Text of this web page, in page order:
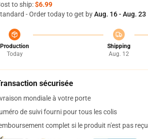
to ship:$6.99
- Order today to get byAug. 16 - Aug. 23
Production
Today
Shipping
Aug. 12
sécurisée
mondiale à votre porte
de suivi fourni pour tous les colis
complet si le produit n'est pas reçu